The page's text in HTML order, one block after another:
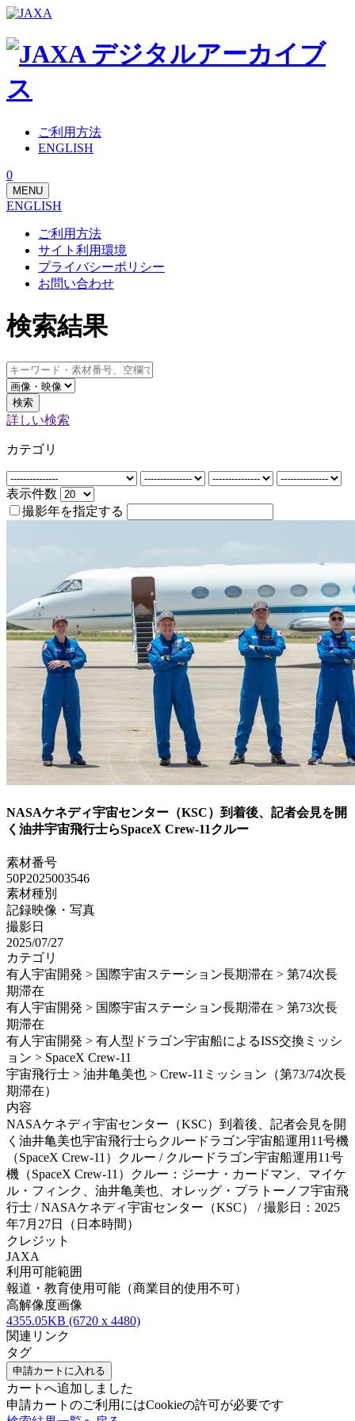
ご利用方法
ENGLISH
0
MENU
ENGLISH
ご利用方法
サイト利用環境
プライバシーポリシー
お問い合わせ
検索結果
検索
詳しい検索
カテゴリ
表示件数
撮影年を指定する
NASAケネディ宇宙センター（KSC）到着後、記者会見を開
く油井宇宙飛行士らSpaceX Crew-11クルー
素材番号
50P2025003546
素材種別
記録映像・写真
撮影日
2025/07/27
カテゴリ
有人宇宙開発 > 国際宇宙ステーション長期滞在 > 第74次長
期滞在
有人宇宙開発 > 国際宇宙ステーション長期滞在 > 第73次長
期滞在
有人宇宙開発 > 有人型ドラゴン宇宙船によるISS交換ミッシ
ョン > SpaceX Crew-11
宇宙飛行士 > 油井亀美也 > Crew-11ミッション（第73/74次長
期滞在）
内容
NASAケネディ宇宙センター（KSC）到着後、記者会見を開
く油井亀美也宇宙飛行士らクルードラゴン宇宙船運用11号機
（SpaceX Crew-11）クルー / クルードラゴン宇宙船運用11号
機（SpaceX Crew-11）クルー：ジーナ・カードマン、マイケ
ル・フィンク、油井亀美也、オレッグ・プラトーノフ宇宙飛
行士 / NASAケネディ宇宙センター（KSC） / 撮影日：2025
年7月27日（日本時間）
クレジット
JAXA
利用可能範囲
報道・教育使用可能（商業目的使用不可）
高解像度画像
4355.05KB (6720 x 4480)
関連リンク
タグ
申請カートに入れる
カートへ追加しました
申請カートのご利用にはCookieの許可が必要です